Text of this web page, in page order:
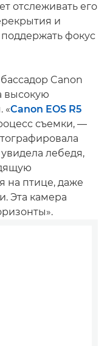
отслеживать его
и
фокус
Canon
высокую
«Canon EOS R5
съемки, —
лебедя,
на птице, даже
Эта камера